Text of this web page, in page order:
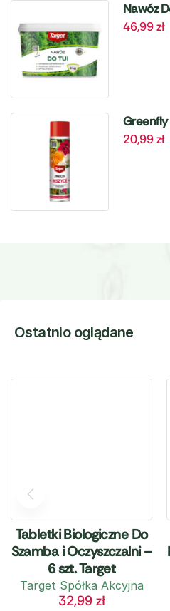
Nawóz
4 kg
46,99zł
Greenfly
– 405 ml
20,99zł
Ostatnio oglądane
Tabletki Biologiczne Do
Szamba i Oczyszczalni –
6 szt. Target
Target Spółka Akcyjna
32,99 zł